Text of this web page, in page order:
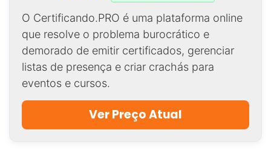
O Certificando.PRO é uma plataforma online
que resolve o problema burocrático e
demorado de emitir certificados, gerenciar
listas de presença e criar crachás para
eventos e cursos.
Ver Preço Atual